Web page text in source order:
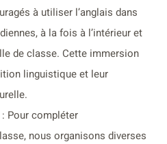
à utiliser l’anglais dans
à la fois à l’intérieur et
de classe. Cette immersion
linguistique et leur
Pour compléter
nous organisons diverses